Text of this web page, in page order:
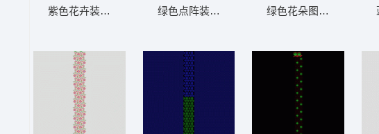
紫色花卉装饰图案 窗帘 绿色点阵装饰图案 窗帘 绿色花朵图案装饰设计